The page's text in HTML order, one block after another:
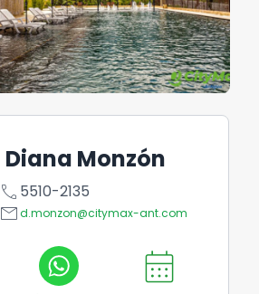
Diana Monzón
call 5510-2135
emaild.monzon@citymax-ant.com
calendar_month